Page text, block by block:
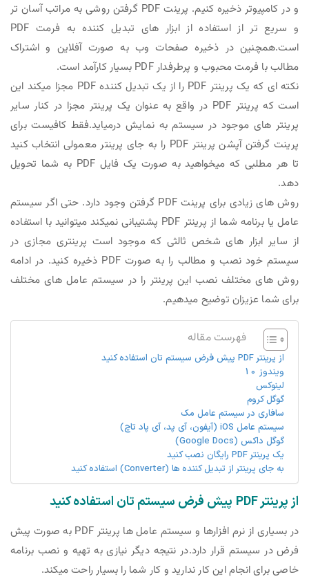
و در کامپیوتر ذخیره کنیم. پرینت PDF گرفتن روشی به مراتب آسان تر
و سریع تر از استفاده از ابزار های تبدیل کننده به فرمت PDF
است.همچنین در ذخیره صفحات وب به صورت آفلاین و اشتراک
مطالب با فرمت محبوب و پرطرفدار PDF بسیار کارآمد است.
نکته ای که یک پرینتر PDF را از یک تبدیل کننده PDF مجزا میکند این
است که پرینتر PDF در واقع به عنوان یک پرینتر مجزا در کنار سایر
پرینتر های موجود در سیستم به نمایش درمیاید.فقط کافیست برای
پرینت گرفتن آپشن پرینتر PDF را به جای پرینتر معمولی انتخاب کنید
تا هر مطلبی که میخواهید به صورت یک فایل PDF به شما تحویل
دهد.
روش های زیادی برای پرینت PDF گرفتن وجود دارد. حتی اگر سیستم
عامل یا برنامه شما از پرینتر PDF پشتیبانی نمیکند میتوانید با استفاده
از سایر ابزار های شخص ثالثی که موجود است پرینتری مجازی در
سیستم خود نصب و مطالب را به صورت PDF ذخیره کنید. در ادامه
روش های مختلف نصب این پرینتر را در سیستم عامل های مختلف
برای شما عزیزان توضیح میدهیم.
فهرست مقاله
از پرینتر PDF پیش فرض سیستم تان استفاده کنید
ویندوز 10
لینوکس
گوگل کروم
سافاری در سیستم عامل مک
سیستم عامل iOS (آیفون، آی پد، آی پاد تاچ)
گوگل داکس (Google Docs)
یک پرینتر PDF رایگان نصب کنید
به جای پرینتر از تبدیل کننده ها (Converter) استفاده کنید
از پرینتر PDF پیش فرض سیستم تان استفاده کنید
در بسیاری از نرم افزارها و سیستم عامل ها پرینتر PDF به صورت پیش
فرض در سیستم قرار دارد.در نتیجه دیگر نیازی به تهیه و نصب برنامه
خاصی برای انجام این کار ندارید و کار شما را بسیار راحت میکند.